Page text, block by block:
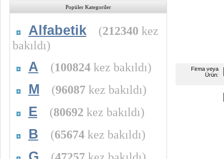
Popüler Kategoriler
Alfabetik (212340 kez
bakıldı)
A (100824kez bakıldı)
M (96087kez bakıldı)
E (80692 kez bakıldı)
B (65674kez bakıldı)
Firma veya
Ürün: